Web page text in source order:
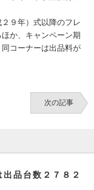
９年）式以降のフレ
か、キャンペーン期
コーナーは出品料が
次の記事
品台数２７８２